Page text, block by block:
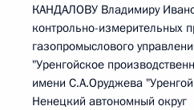
КАНДАЛОВУ Владимиру
контрольно-измерительных
газопромыслового
"Уренгойское
имени С.А.Оруджева
Ненецкий автономный округ